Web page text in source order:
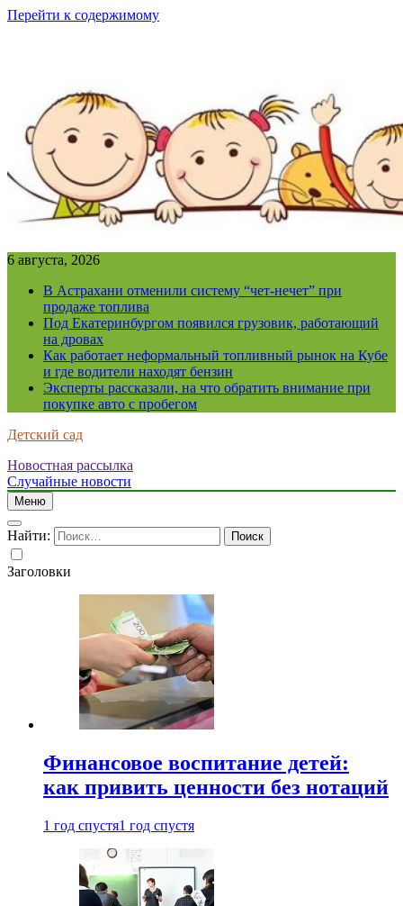
Перейти к содержимому
6 августа, 2026
В Астрахани отменили систему “чет-нечет” при
продаже топлива
Под Екатеринбургом появился грузовик, работающий
на дровах
Как работает неформальный топливный рынок на Кубе
и где водители находят бензин
Эксперты рассказали, на что обратить внимание при
покупке авто с пробегом
Детский сад
Новостная рассылка
Случайные новости
Меню
Найти:
Заголовки
Финансовое воспитание детей:
как привить ценности без нотаций
1 год спустя1 год спустя